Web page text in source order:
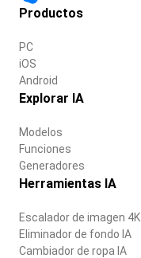
Productos
PC
iOS
Android
Explorar IA
Modelos
Funciones
Generadores
Herramientas IA
Escalador de imagen 4K
Eliminador de fondo IA
Cambiador de ropa IA